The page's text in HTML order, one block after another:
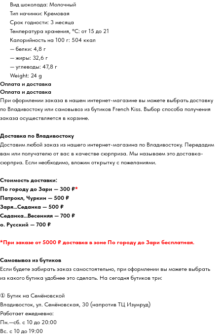
Вид шоколада: Молочный
Тип начинки: Кремовая
Срок годности: 3 месяца
Температура хранения, °C: от 15 до 21
Калорийность на 100 г: 504 ккал
— белки: 4,8 г
— жиры: 32,6 г
— углеводы: 47,8 г
Weight: 24 g
Оплата и доставка
Оплата и доставка
При оформлении заказа в нашем интернет-магазине вы можете выбрать доставку
по Владивостоку или самовывоз из бутиков French Kiss. Выбор способа получения
заказа осуществляется в корзине.
Доставка по Владивостоку
Доставим любой заказ из нашего интернет-магазина по Владивостоку. Передадим
вам или получателю от вас в качестве сюрприза. Мы называем это доставка-
сюрприз. Если необходимо, вложим открытку с пожеланиями.
Стоимость доставки:
По городу до Зари — 300 ₽*
Патрокл, Чуркин — 500 ₽
Заря…Седанка — 500 ₽
Седанка…Весенняя — 700 ₽
о. Русский — 700 ₽
*При заказе от 5000 ₽ доставка в зоне По городу до Зари бесплатная.
Самовывоз из бутиков
Если будете забирать заказ самостоятельно, при оформлении вы можете выбрать
из какого бутика удобнее это сделать. На сегодня бутиков три:
① Бутик на Семёновской
Владивосток, ул. Семёновская, 30 (напротив ТЦ Изумруд)
Работает ежедневно:
Пн.—сб. с 10 до 20:00
Вс. с 10 до 19:00